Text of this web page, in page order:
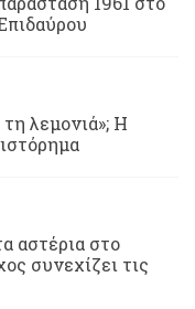
λεμονιά»; Η
αστέρια στο
συνεχίζει τις